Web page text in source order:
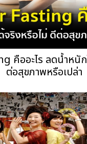
คืออะไร ลดน้ำหนัก
ต่อสุขภาพหรือเปล่า